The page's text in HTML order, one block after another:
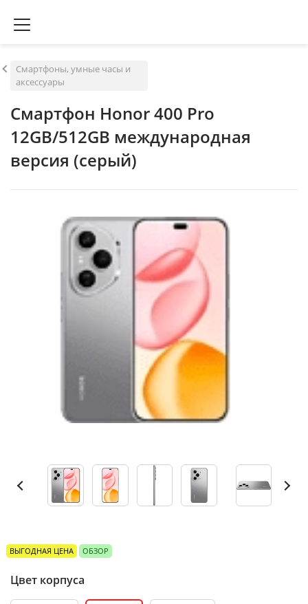
Смартфоны, умные часы и
аксессуары
Смартфон Honor 400 Pro
12GB/512GB международная
версия (серый)
ВЫГОДНАЯ ЦЕНА ОБЗОР
Цвет корпуса